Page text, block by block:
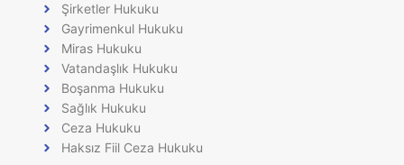
Şirketler Hukuku
Gayrimenkul Hukuku
Miras Hukuku
Vatandaşlık Hukuku
Boşanma Hukuku
Sağlık Hukuku
Ceza Hukuku
Haksız Fiil Ceza Hukuku